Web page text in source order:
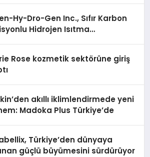
Hy-Dro-Gen Inc., Sıfır Karbon
Hidrojen Isıtma
Rose kozmetik sektörüne giriş
akıllı iklimlendirmede yeni
Madoka Plus Türkiye’de
Türkiye’den dünyaya
güçlü büyümesini sürdürüyor